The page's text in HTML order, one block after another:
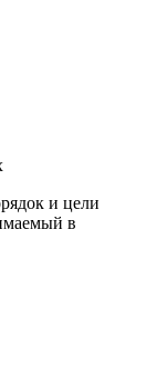
и цели
в